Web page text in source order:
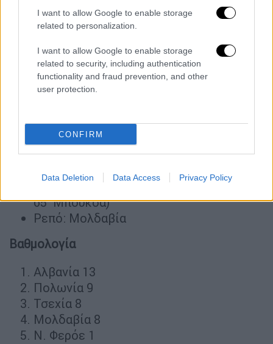
I want to allow Google to enable storage
related to personalization.
I want to allow Google to enable storage
related to security, including authentication
functionality and fraud prevention, and other
user protection.
CONFIRM
Data Deletion Data Access Privacy Policy
Βαθμολογία
Κροατία 10
Αρμενία 7
Ουαλία 7
5ος όμιλος
Αλβανία-Τσεχία 3-0 (9΄ Ασάνι, 51΄, 73΄
Σεφέρι)
Νησιά Φερόε-Πολωνία 0-2 (4΄ Σιμάνσκι,
65΄ Μπούκσα)
Ρεπό: Μολδαβία
Βαθμολογία
Αλβανία 13
Πολωνία 9
Τσεχία 8
Μολδαβία 8
Ν. Φερόε 1